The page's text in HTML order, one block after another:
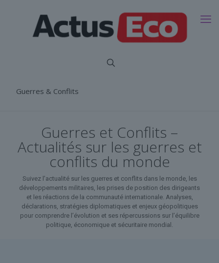
Guerres & Conflits
Guerres et Conflits –
Actualités sur les guerres et
conflits du monde
Suivez l’actualité sur les guerres et conflits dans le monde, les
développements militaires, les prises de position des dirigeants
et les réactions de la communauté internationale. Analyses,
déclarations, stratégies diplomatiques et enjeux géopolitiques
pour comprendre l’évolution et ses répercussions sur l’équilibre
politique, économique et sécuritaire mondial.